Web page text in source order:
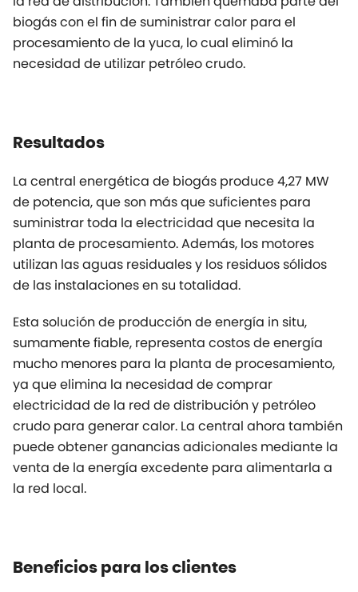
biogás con el fin de suministrar calor para el
procesamiento de la yuca, lo cual eliminó la
necesidad de utilizar petróleo crudo.
Resultados
La central energética de biogás produce 4,27 MW
de potencia, que son más que suficientes para
suministrar toda la electricidad que necesita la
planta de procesamiento. Además, los motores
utilizan las aguas residuales y los residuos sólidos
de las instalaciones en su totalidad.
Esta solución de producción de energía in situ,
sumamente fiable, representa costos de energía
mucho menores para la planta de procesamiento,
ya que elimina la necesidad de comprar
electricidad de la red de distribución y petróleo
crudo para generar calor. La central ahora también
puede obtener ganancias adicionales mediante la
venta de la energía excedente para alimentarla a
la red local.
Beneficios para los clientes